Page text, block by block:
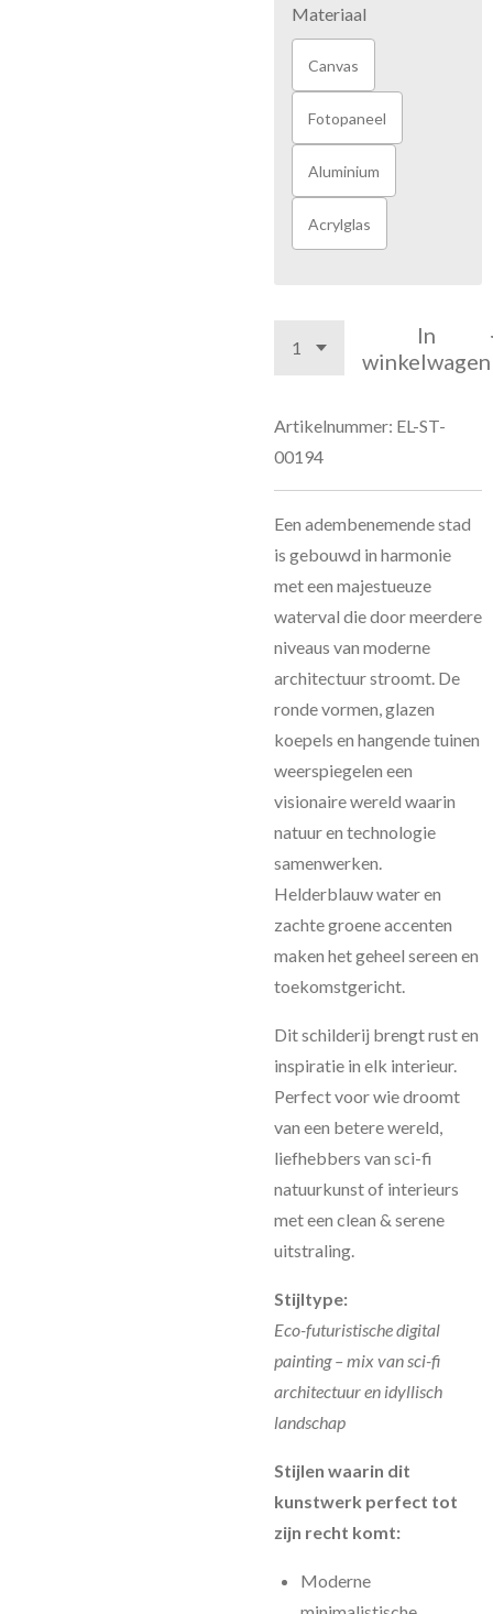
Materiaal
Canvas
Fotopaneel
Aluminium
Acrylglas
In
winkelwagen
Artikelnummer: EL-ST-
00194
Een adembenemende stad
is gebouwd in harmonie
met een majestueuze
waterval die door meerdere
niveaus van moderne
architectuur stroomt. De
ronde vormen, glazen
koepels en hangende tuinen
weerspiegelen een
visionaire wereld waarin
natuur en technologie
samenwerken.
Helderblauw water en
zachte groene accenten
maken het geheel sereen en
toekomstgericht.
Dit schilderij brengt rust en
inspiratie in elk interieur.
Perfect voor wie droomt
van een betere wereld,
liefhebbers van sci-fi
natuurkunst of interieurs
met een clean & serene
uitstraling.
Stijltype:
Eco-futuristische digital
painting – mix van sci-fi
architectuur en idyllisch
landschap
Stijlen waarin dit
kunstwerk perfect tot
zijn recht komt:
Moderne